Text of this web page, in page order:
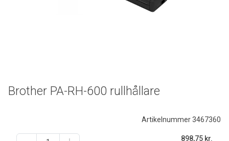
Artikelnummer 3467360
898,75 kr.
Brother PA-RH-600 rullhållare